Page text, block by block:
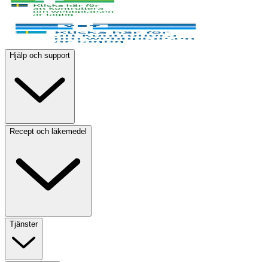
Hjälp och support
Recept och läkemedel
Tjänster